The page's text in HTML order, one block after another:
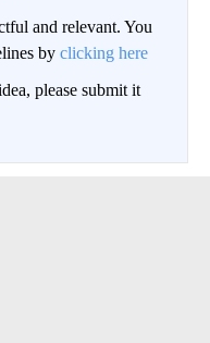
and relevant. You
by clicking here
please submit it